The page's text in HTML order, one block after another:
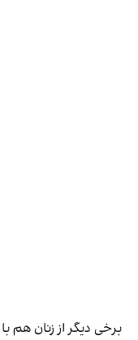
برخی دیگر از زنان هم